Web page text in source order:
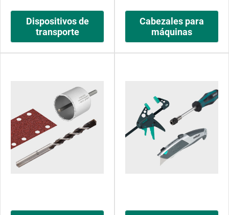
Dispositivos de
transporte
Cabezales para
máquinas